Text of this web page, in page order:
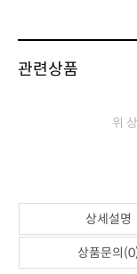
관련상품
위
상세설명
상품문의